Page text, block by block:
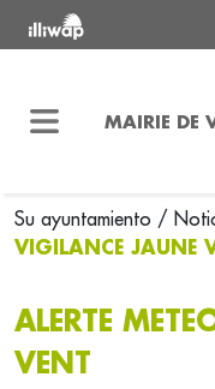
MAIRIE DE
Su ayuntamiento /
VIGILANCE JAUNE
ALERTE
VENT